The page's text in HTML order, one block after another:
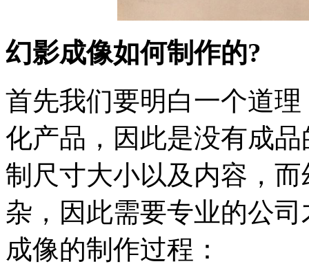
幻影成像如何制作的?
首先我们要明白一个道
化产品，因此是没有成
制尺寸大小以及内容，
杂，因此需要专业的公
成像的制作过程：